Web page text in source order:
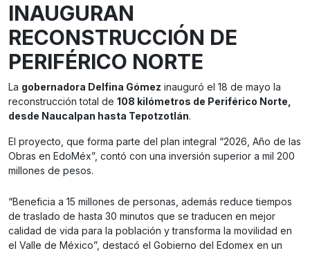
INAUGURAN
RECONSTRUCCIÓN DE
PERIFÉRICO NORTE
La gobernadora Delfina Gómez inauguró el 18 de mayo la
reconstrucción total de 108 kilómetros de Periférico Norte,
desde Naucalpan hasta Tepotzotlán.
El proyecto, que forma parte del plan integral “2026, Año de las
Obras en EdoMéx”, contó con una inversión superior a mil 200
millones de pesos.
“Beneficia a 15 millones de personas, además reduce tiempos
de traslado de hasta 30 minutos que se traducen en mejor
calidad de vida para la población y transforma la movilidad en
el Valle de México”, destacó el Gobierno del Edomex en un